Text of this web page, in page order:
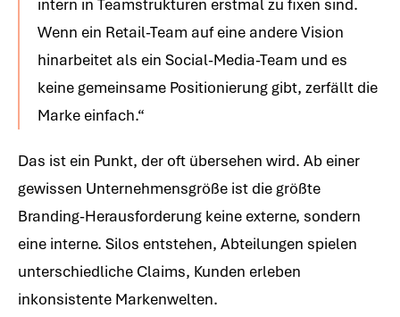
intern in Teamstrukturen erstmal zu fixen sind.
Wenn ein Retail-Team auf eine andere Vision
hinarbeitet als ein Social-Media-Team und es
keine gemeinsame Positionierung gibt, zerfällt die
Marke einfach.“
Das ist ein Punkt, der oft übersehen wird. Ab einer
gewissen Unternehmensgröße ist die größte
Branding-Herausforderung keine externe, sondern
eine interne. Silos entstehen, Abteilungen spielen
unterschiedliche Claims, Kunden erleben
inkonsistente Markenwelten.